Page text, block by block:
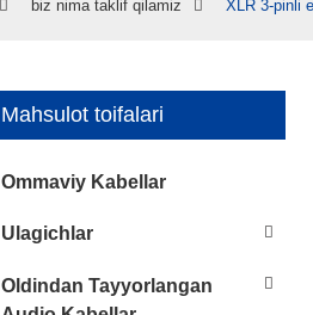
biz nima taklif qilamiz XLR 3-pinli
Mahsulot toifalari
Ommaviy Kabellar
Ulagichlar
Oldindan Tayyorlangan
Loading...
Loading...